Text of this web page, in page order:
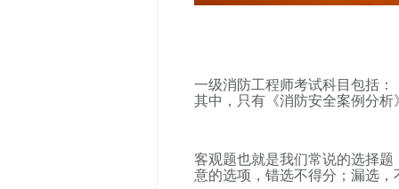
一级消防工程师考试科目包括
其中，只有《消防安全案例分
客观题也就是我们常说的选择
意的选项，错选不得分；漏选